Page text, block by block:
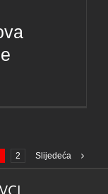
2 Slijedeća